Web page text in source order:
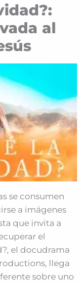
al
se consumen
a imágenes
que invita a
el
el docudrama
llega
sobre uno